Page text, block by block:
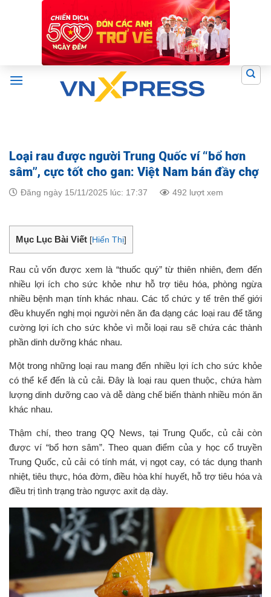
Loại rau được người Trung Quốc ví “bổ hơn
sâm”, cực tốt cho gan: Việt Nam bán đầy chợ
Đăng ngày 15/11/2025 lúc: 17:37 492 lượt xem
Mục Lục Bài Viết [Hiển Thị]
Rau củ vốn được xem là “thuốc quý” từ thiên nhiên, đem đến
nhiều lợi ích cho sức khỏe như hỗ trợ tiêu hóa, phòng ngừa
nhiều bệnh mạn tính khác nhau. Các tổ chức y tế trên thế giới
đều khuyến nghị mọi người nên ăn đa dạng các loại rau để tăng
cường lợi ích cho sức khỏe vì mỗi loại rau sẽ chứa các thành
phần dinh dưỡng khác nhau.
Một trong những loại rau mang đến nhiều lợi ích cho sức khỏe
có thể kể đến là củ cải. Đây là loại rau quen thuộc, chứa hàm
lượng dinh dưỡng cao và dễ dàng chế biến thành nhiều món ăn
khác nhau.
Thậm chí, theo trang QQ News, tại Trung Quốc, củ cải còn
được ví “bổ hơn sâm”. Theo quan điểm của y học cổ truyền
Trung Quốc, củ cải có tính mát, vị ngọt cay, có tác dụng thanh
nhiệt, tiêu thực, hóa đờm, điều hòa khí huyết, hỗ trợ tiêu hóa và
điều trị tình trạng trào ngược axit dạ dày.